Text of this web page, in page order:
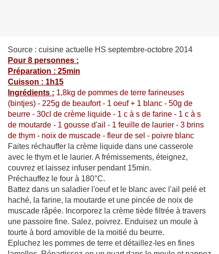
Source : cuisine actuelle HS septembre-octobre 2014
Pour 8 personnes :
Préparation : 25min
Cuisson : 1h15
Ingrédients : 1,8kg de pommes de terre farineuses
(bintjes) - 225g de beaufort - 1 oeuf + 1 blanc - 50g de
beurre - 30cl de crème liquide - 1 c à s de farine - 1 c à s
de moutarde - 1 gousse d'ail - 1 feuille de laurier - 3 brins
de thym - noix de muscade - fleur de sel - poivre blanc
Faites réchauffer la crème liquide dans une casserole
avec le thym et le laurier. A frémissements, éteignez,
couvrez et laissez infuser pendant 15min.
Préchauffez le four à 180°C.
Battez dans un saladier l'oeuf et le blanc avec l'ail pelé et
haché, la farine, la moutarde et une pincée de noix de
muscade râpée. Incorporez la crème tiède filtrée à travers
une passoire fine. Salez, poivrez. Enduisez un moule à
tourte à bord amovible de la moitié du beurre.
Epluchez les pommes de terre et détaillez-les en fines